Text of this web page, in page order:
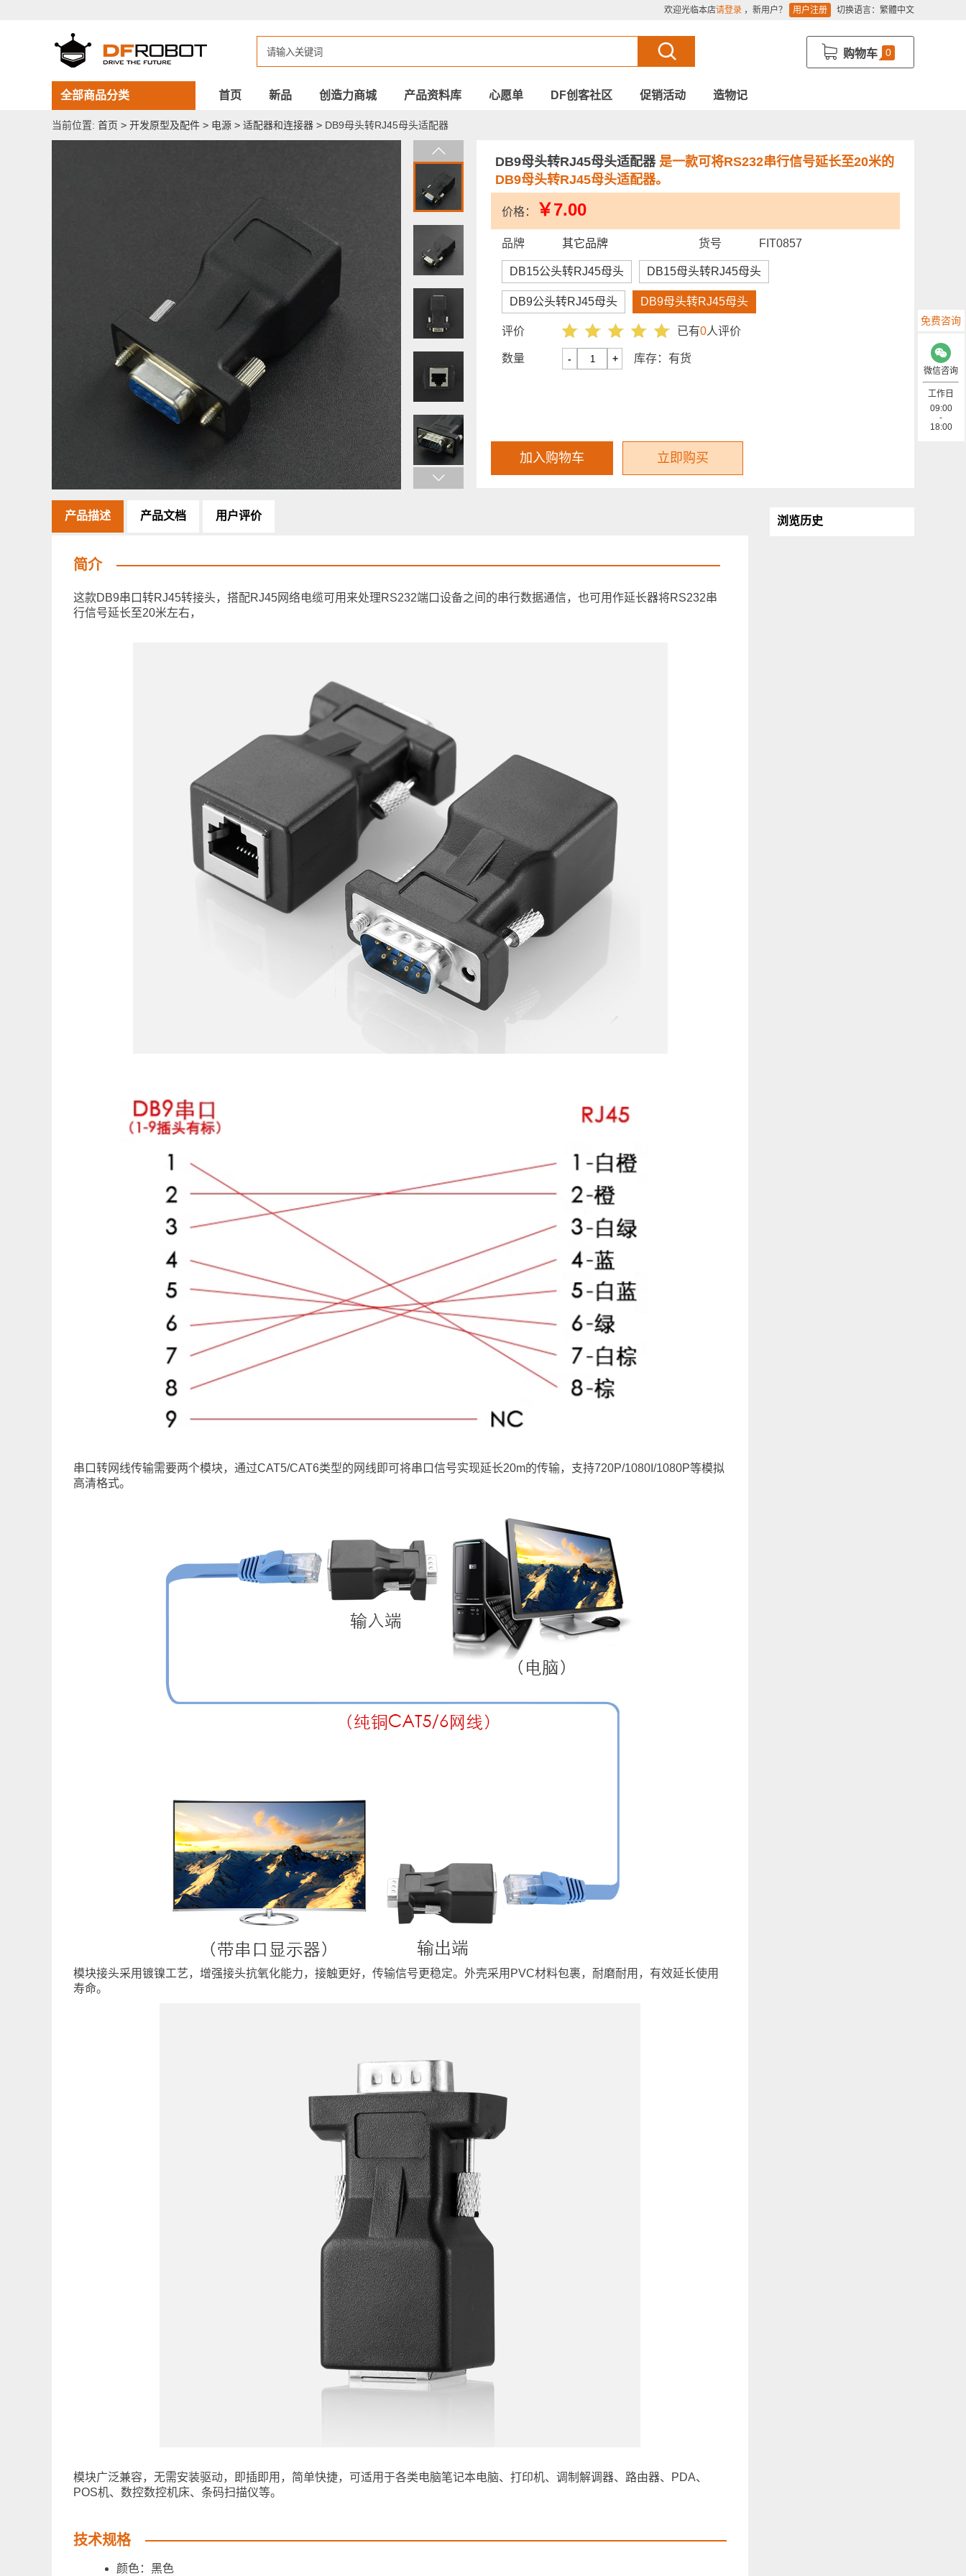
欢迎光临本店请登录 ，新用户？ 用户注册 切换语言： 繁體中文
购物车 0
全部商品分类 首页 新品 创造力商城 产品资料库 心愿单 DF创客社区 促销活动 造物记
当前位置: 首页 > 开发原型及配件 > 电源 > 适配器和连接器 > DB9母头转RJ45母头适配器
DB9母头转RJ45母头适配器 是一款可将RS232串行信号延长至20米的
DB9母头转RJ45母头适配器。
价格： ￥7.00
品牌 其它品牌 货号 FIT0857
DB15公头转RJ45母头 DB15母头转RJ45母头
DB9公头转RJ45母头 DB9母头转RJ45母头
评价 已有0人评价
数量 - + 库存： 有货
加入购物车 立即购买
产品描述 产品文档 用户评价
简介
这款DB9串口转RJ45转接头，搭配RJ45网络电缆可用来处理RS232端口设备之间的串行数据通信，也可用作延长器将RS232串
行信号延长至20米左右，
串口转网线传输需要两个模块，通过CAT5/CAT6类型的网线即可将串口信号实现延长20m的传输，支持720P/1080I/1080P等模拟
高清格式。
模块接头采用镀镍工艺，增强接头抗氧化能力，接触更好，传输信号更稳定。外壳采用PVC材料包裹，耐磨耐用，有效延长使用
寿命。
模块广泛兼容，无需安装驱动，即插即用，简单快捷，可适用于各类电脑笔记本电脑、打印机、调制解调器、路由器、PDA、
POS机、数控数控机床、条码扫描仪等。
技术规格
颜色：黑色
浏览历史
免费咨询
微信咨询
工作日
09:00
-
18:00